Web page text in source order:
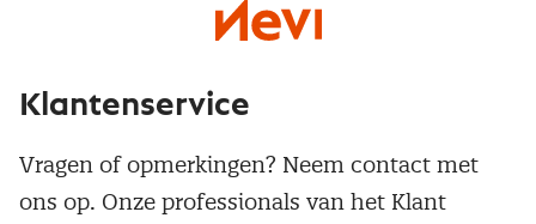
Klantenservice
Vragen of opmerkingen? Neem contact met
ons op. Onze professionals van het Klant